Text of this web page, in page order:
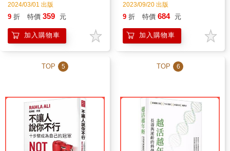
2024/03/01 出版
9 折 特價 359 元
加入購物車
2023/09/20 出版
9 折 特價 684 元
加入購物車
TOP 5 TOP 6